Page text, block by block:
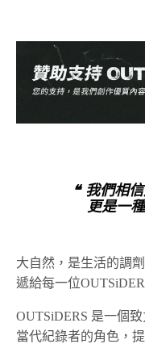
❝ 我們相
更是一
大自然，是生活的調
遞給每一位
OUTSiDERS 是一個
當代紀錄者的角色，